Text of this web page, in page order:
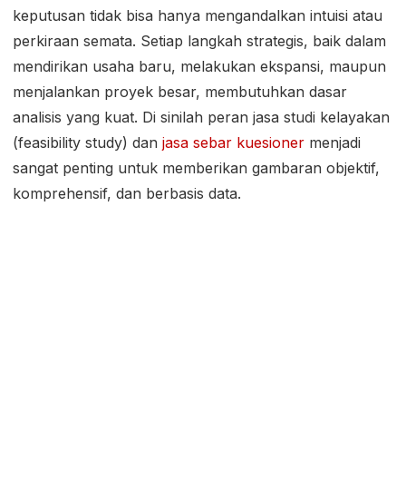
keputusan tidak bisa hanya mengandalkan intuisi atau
perkiraan semata. Setiap langkah strategis, baik dalam
mendirikan usaha baru, melakukan ekspansi, maupun
menjalankan proyek besar, membutuhkan dasar
analisis yang kuat. Di sinilah peran jasa studi kelayakan
(feasibility study) dan jasa sebar kuesioner menjadi
sangat penting untuk memberikan gambaran objektif,
komprehensif, dan berbasis data.